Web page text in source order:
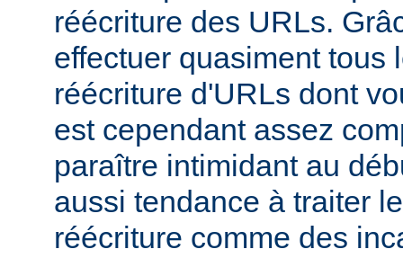
réécriture des URLs.
effectuer quasiment tous
réécriture d'URLs dont
est cependant assez
paraître intimidant au
aussi tendance à traiter
réécriture comme des